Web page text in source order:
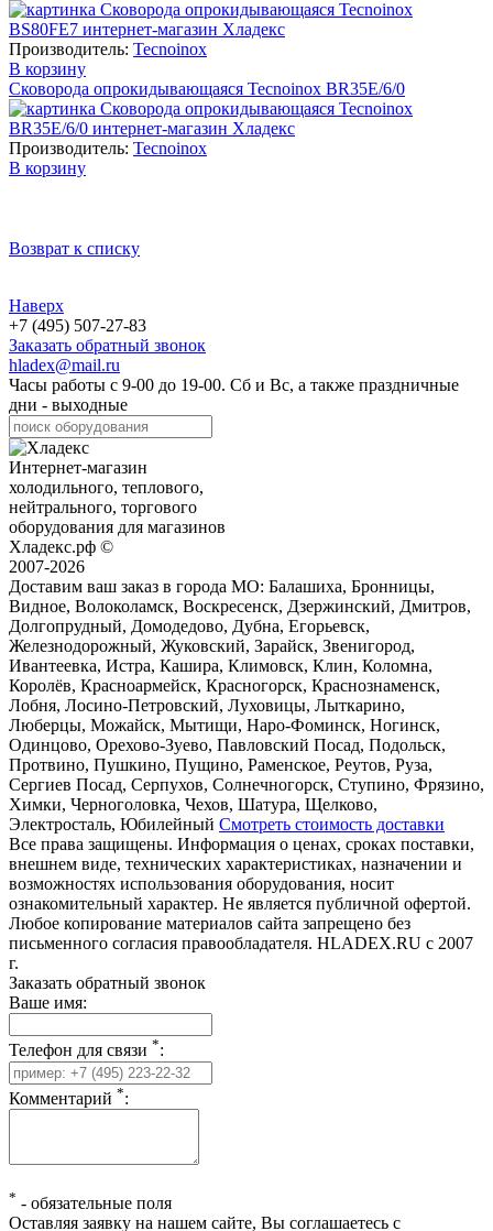
Производитель: Tecnoinox
В корзину
Сковорода опрокидывающаяся Tecnoinox BR35E/6/0
Производитель: Tecnoinox
В корзину
Возврат к списку
Наверх
+7 (495) 507-27-83
Заказать обратный звонок
hladex@mail.ru
Часы работы с 9-00 до 19-00. Сб и Вс, а также праздничные
дни - выходные
Интернет-магазин
холодильного, теплового,
нейтрального, торгового
оборудования для магазинов
Хладекс.рф ©
2007-2026
Доставим ваш заказ в города МО: Балашиха, Бронницы,
Видное, Волоколамск, Воскресенск, Дзержинский, Дмитров,
Долгопрудный, Домодедово, Дубна, Егорьевск,
Железнодорожный, Жуковский, Зарайск, Звенигород,
Ивантеевка, Истра, Кашира, Климовск, Клин, Коломна,
Королёв, Красноармейск, Красногорск, Краснознаменск,
Лобня, Лосино-Петровский, Луховицы, Лыткарино,
Люберцы, Можайск, Мытищи, Наро-Фоминск, Ногинск,
Одинцово, Орехово-Зуево, Павловский Посад, Подольск,
Протвино, Пушкино, Пущино, Раменское, Реутов, Руза,
Сергиев Посад, Серпухов, Солнечногорск, Ступино, Фрязино,
Химки, Черноголовка, Чехов, Шатура, Щелково,
Электросталь, Юбилейный Смотреть стоимость доставки
Все права защищены. Информация о ценах, сроках поставки,
внешнем виде, технических характеристиках, назначении и
возможностях использования оборудования, носит
ознакомительный характер. Не является публичной офертой.
Любое копирование материалов сайта запрещено без
письменного согласия правообладателя. HLADEX.RU c 2007
г.
Заказать обратный звонок
Ваше имя:
Телефон для связи *:
Комментарий *:
* - обязательные поля
Оставляя заявку на нашем сайте, Вы соглашаетесь с